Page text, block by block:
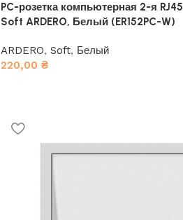
PC-розетка компьютерная 2-я
Soft ARDERO, Белый (ER152PC-W)
ARDERO, Soft, Белый
220,00 ₴